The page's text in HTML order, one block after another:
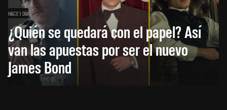
HACE 1 DÍA
¿Quién se quedará con el papel? Así
van las apuestas por ser el nuevo
James Bond